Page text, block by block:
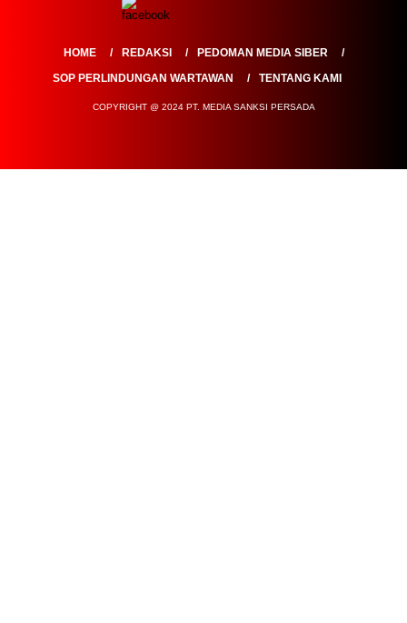
HOME REDAKSI
PEDOMAN MEDIA SIBER
SOP PERLINDUNGAN WARTAWAN
TENTANG KAMI